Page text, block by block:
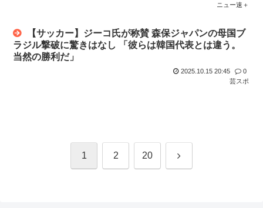
ニュー速＋
【サッカー】ジーコ氏が称賛 森保ジャパンの母国ブ
ラジル撃破に驚きはなし 「彼らは韓国代表とは違う。
当然の勝利だ」
2025.10.15 20:45
0
芸スポ
1 2 20 次